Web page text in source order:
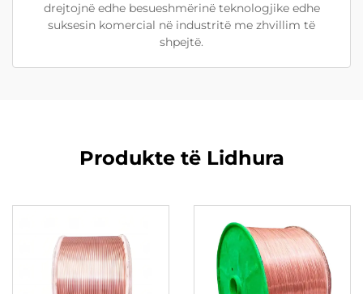
drejtojnë edhe besueshmërinë teknologjike edhe
suksesin komercial në industritë me zhvillim të
shpejtë.
Produkte të Lidhura